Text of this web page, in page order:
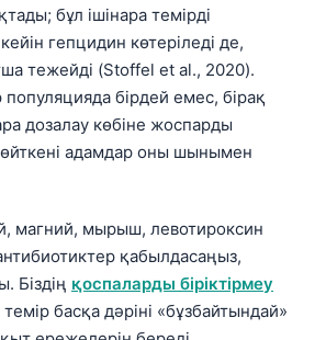
бұл ішінара темірді
гепцидин көтеріледі де,
тежейді (Stoffel et al., 2020).
бірдей емес, бірақ
дозалау көбіне жоспарды
адамдар оны шынымен
магний, мырыш, левотироксин
қабылдасаңыз,
Біздің қоспаларды біріктірмеу
басқа дәріні «бұзбайтындай»